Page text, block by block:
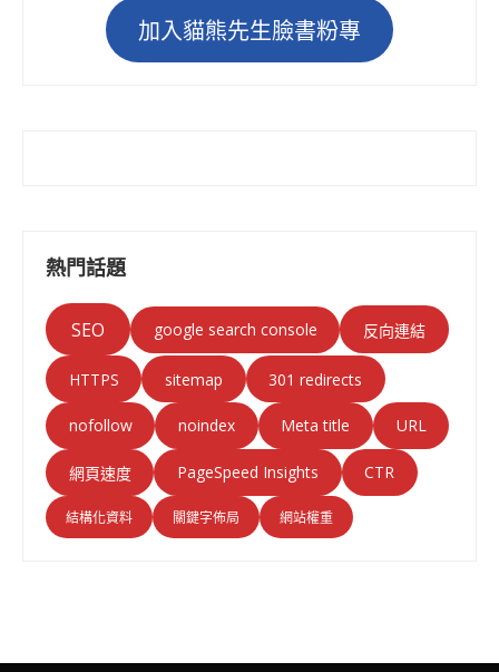
加入貓熊先生臉書粉專
熱門話題
SEO google search console 反向連結
HTTPS sitemap 301 redirects
nofollow noindex Meta title URL
網頁速度 PageSpeed Insights CTR
結構化資料 關鍵字佈局 網站權重